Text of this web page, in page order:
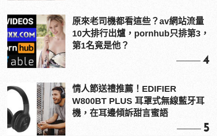
原來老司機都看這些？av網站流量
10大排行出爐，pornhub只排第3，
第1名竟是他？
4
情人節送禮推薦！EDIFIER
W800BT PLUS 耳罩式無線藍牙耳
機，在耳邊傾訴甜言蜜語
5